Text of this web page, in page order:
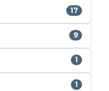
17
9
1
1